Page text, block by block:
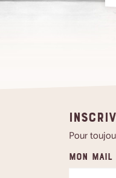
Pour
Mon mail